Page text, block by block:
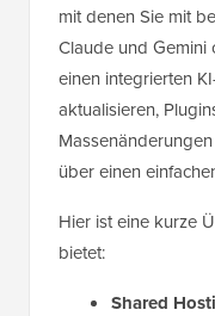
mit denen Sie mit
Claude und Gemini
einen integrierten
aktualisieren,
über einen
Hier ist eine kurze
bietet:
Shared